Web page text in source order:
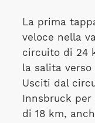
La prima
veloce nella
circuito di 24
la salita verso
Usciti dal
Innsbruck
di 18 km,